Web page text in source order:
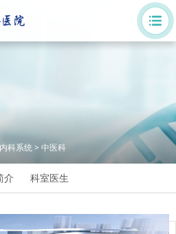
内科系统> 中医科
介 科室医生